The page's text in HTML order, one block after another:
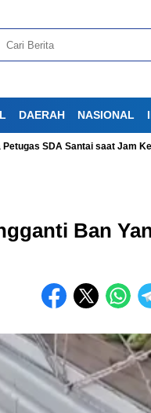
DAERAH NASIONAL
SDA Santai saat Jam Kerja di
Ban